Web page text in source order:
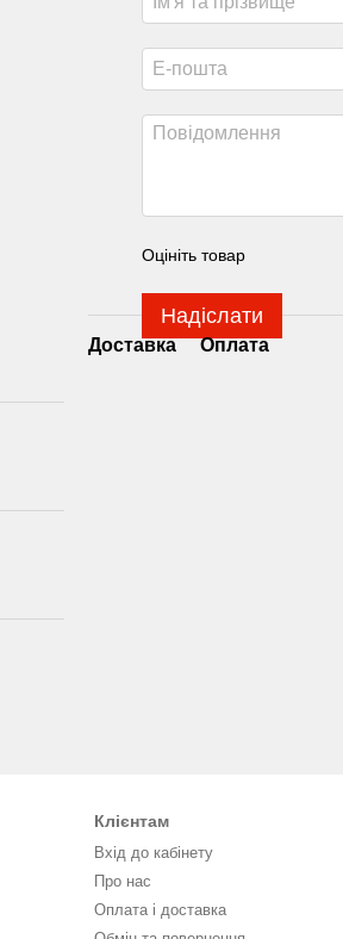
Оцініть товар
Надіслати
Доставка Оплата
Клієнтам
Вхід до кабінету
Про нас
Оплата і доставка